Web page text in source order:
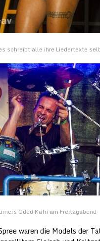
schreibt alle ihre Liedertexte
Oded Kafri am Freitagabend
waren die Models der